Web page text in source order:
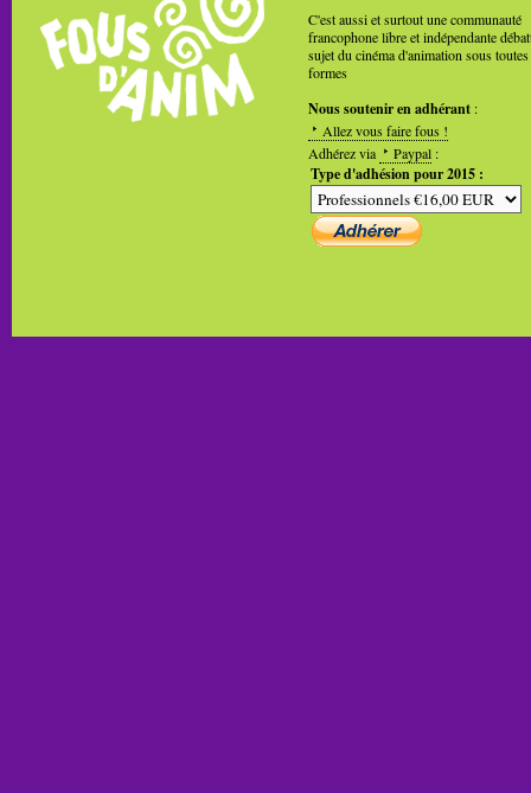
C'est aussi et surtout une communauté
francophone libre et indépendante
sujet du cinéma d'animation sous toutes
formes
Nous soutenir en adhérant :
Allez vous faire fous !
Adhérez via
Paypal :
Type d'adhésion pour 2015 :